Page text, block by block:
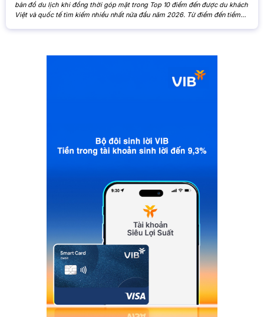
bản đồ du lịch khi đồng thời góp mặt trong Top 10 điểm đến được du khách
Việt và quốc tế tìm kiếm nhiều nhất nửa đầu năm 2026. Từ điểm đến tiềm